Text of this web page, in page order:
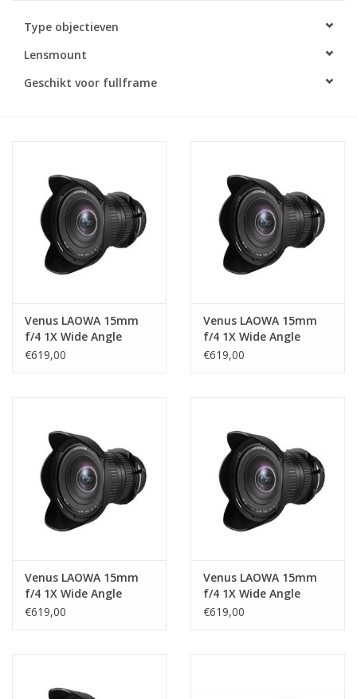
Type objectieven
Lensmount
Geschikt voor fullframe
Venus LAOWA 15mm
f/4 1X Wide Angle
Macro Lens - Sony FE
€619,00
Venus LAOWA 15mm
f/4 1X Wide Angle
Macro Lens - Canon EF
€619,00
Venus LAOWA 15mm
f/4 1X Wide Angle
Macro Lens - Nikon F
€619,00
Venus LAOWA 15mm
f/4 1X Wide Angle
Macro Lens - Pentax K
€619,00